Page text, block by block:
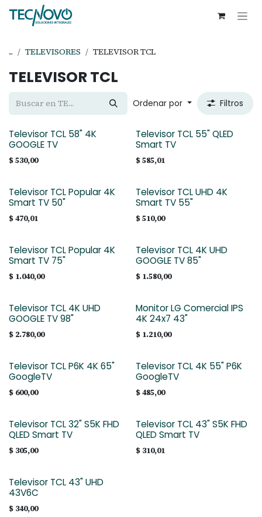
Ir al contenido
... TELEVISORES TELEVISOR TCL
TELEVISOR TCL
Ordenar por Filtros
Televisor TCL 58" 4K
GOOGLE TV
$530,00
Televisor TCL 55" QLED
Smart TV
$585,01
Televisor TCL Popular 4K
Smart TV 50"
$470,01
Televisor TCL UHD 4K
Smart TV 55"
$510,00
Televisor TCL Popular 4K
Smart TV 75"
$ 1.040,00
Televisor TCL 4K UHD
GOOGLE TV 85"
$ 1.580,00
Televisor TCL 4K UHD
GOOGLE TV 98"
$ 2.780,00
Monitor LG Comercial IPS
4K 24x7 43"
$ 1.210,00
Televisor TCL P6K 4K 65"
GoogleTV
$ 600,00
Televisor TCL 4K 55" P6K
GoogleTV
$485,00
Televisor TCL 32" S5K FHD
QLED Smart TV
$ 305,00
Televisor TCL 43" S5K FHD
QLED Smart TV
$ 310,01
Televisor TCL 43" UHD
43V6C
$ 340,00